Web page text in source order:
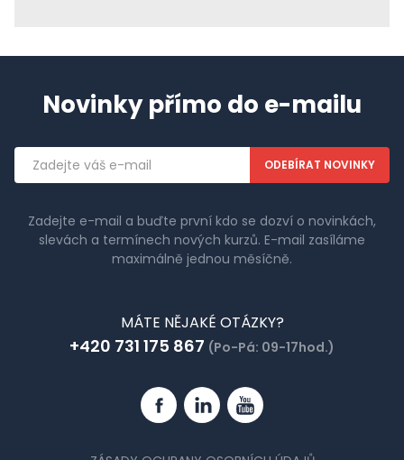
Novinky přímo do e-mailu
Emailová
adresa
Zadejte e-mail a buďte první kdo se dozví o novinkách,
slevách a termínech nových kurzů. E-mail zasíláme
maximálně jednou měsíčně.
MÁTE NĚJAKÉ OTÁZKY?
+420 731 175 867 (Po-Pá: 09-17hod.)
FacebookLinkedinYouTube